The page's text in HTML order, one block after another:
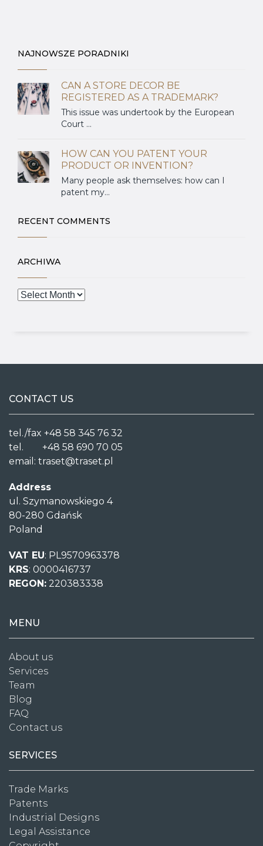
NAJNOWSZE PORADNIKI
CAN A STORE DECOR BE
REGISTERED AS A TRADEMARK?
This issue was undertook by the European
Court ...
HOW CAN YOU PATENT YOUR
PRODUCT OR INVENTION?
Many people ask themselves: how can I
patent my...
RECENT COMMENTS
ARCHIWA
CONTACT US
tel./fax +48 58 345 76 32
tel. +48 58 690 70 05
email: traset@traset.pl
Address
ul. Szymanowskiego 4
80-280 Gdańsk
Poland
VAT EU: PL9570963378
KRS: 0000416737
REGON: 220383338
MENU
About us
Services
Team
Blog
FAQ
Contact us
SERVICES
Trade Marks
Patents
Industrial Designs
Legal Assistance